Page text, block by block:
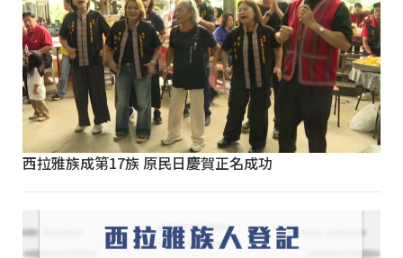
西拉雅族成第17族 原民日慶賀正名成功